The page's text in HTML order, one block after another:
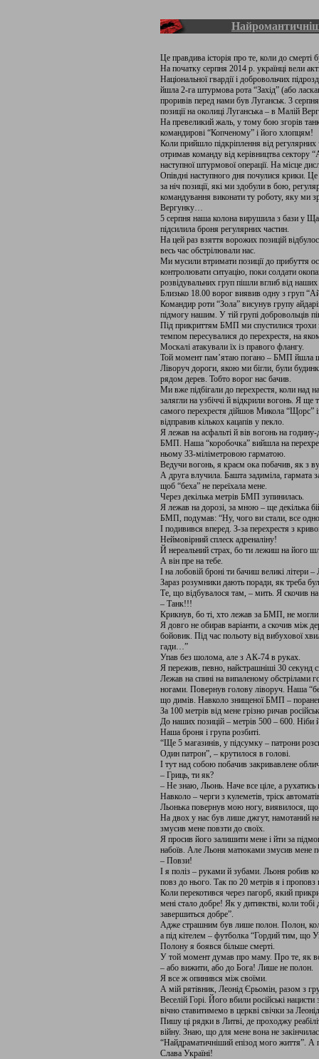
Це правдива історія про те, коли до
На початку серпня 2014 р. українці вели
Національної гвардії і добровольчих
йшла 2-га штурмова рота “Захід” (або
проривів перед нами був Луганськ. 3
позиції на околиці Луганська – в Малій
На превеликий жаль, у тому бою згорів
командирові “Копченому” і його хлопцям!
Коли прийшло підкріплення від
отримав команду від керівництва сектору
наступної штурмової операції. На місце
Опівдні наступного дня почулися крики.
за ніч позиції, які ми здобули в бою,
командування виконати ту роботу, яку ми
Вергунку…
5 серпня наша колона вирушила з бази у
підсилила броня регулярних частин.
На цей раз взяття ворожих позицій
весь час обстрілювали нас.
Ми мусили втримати позиції до прибуття
контролювати ситуацію, поки солдати
розвідувальних груп пішли вглиб від
Близько 18.00 ворог виявив одну з груп
Командир роти “Зола” висунув групу
підмогу нашим. У тій групі добровольців
Під прикриттям БМП ми спустилися
темпом пересувалися до перехрестя, на
Москалі атакували їх із правого флангу.
Той момент пам’ятаю погано – БМП йшла
Ліворуч дороги, якою ми бігли, були
рядом дерев. Тобто ворог нас бачив.
Ми вже підбігали до перехрестя, коли над
залягли на узбіччі й відкрили вогонь. Я
самого перехрестя дійшов Микола “Щорс”
відправив кількох кацапів у пекло.
Я лежав на асфальті й вів вогонь на
БМП. Наша “коробочка” вийшла на
ньому 33-міліметровою гарматою.
Ведучи вогонь, я краєм ока побачив, як з
А друга влучила. Башта задиміла, гармата
щоб “беха” не переїхала мене.
Через декілька метрів БМП зупинилась.
Я лежав на дорозі, за мною – ще декілька
БМП, подумав: “Ну, чого ви стали, все
І подивився вперед. З-за перехрестя з
Неймовірний сплеск адреналіну!
Й нереальний страх, бо ти лежиш на його
А він пре на тебе.
І на лобовій броні ти бачиш великі літери
Зараз розумники дають поради, як треба
Те, що відбувалося там, – мить. Я скочив
– Танк!!!
Крикнув, бо ті, хто лежав за БМП, не могли
Я довго не обирав варіанти, а скочив між
бойовик. Під час польоту від вибухової
гади…”
Упав без шолома, але з АК-74 в руках.
Я пережив, певно, найстрашніші 30 секунд
Лежав на спині на випаленому обстрілами
ногами. Повернув голову ліворуч. Наша
що димів. Навколо знищеної БМП –
За 100 метрів від мене грізно ричав
До наших позицій – метрів 500 – 600. Ніби
Наша броня і група розбиті.
“Ще 5 магазинів, у підсумку – патрони
Один патрон”, – крутилося в голові.
І тут над собою побачив закривавлене
– Гриць, ти як?
– Не знаю, Льонь. Наче все ціле, а
Навколо – черги з кулеметів, тріск
Льонька повернув мою ногу, виявилося, що
На двох у нас був лише джгут, намотаний
змусив мене повзти до своїх.
Я просив його залишити мене і йти за
набоїв. Але Льоня матюками змусив мене
– Повзи!
І я поліз – руками й зубами. Льоня робив
повз до нього. Так по 20 метрів я і проповз
Коли перекотився через пагорб, який
мені стало добре! Як у дитинстві, коли
завершиться добре”.
Адже страшним був лише полон. Полон,
а під кітелем – футболка “Гордий тим, що
Полону я боявся більше смерті.
У той момент думав про маму. Про те, як
– або вижити, або до Бога! Лише не полон.
Я все ж опинився між своїми.
А мій рятівник, Леонід Єрьомін, разом з
Веселій Горі. Його вбили російські
вічно ставитимемо в церкві свічки за
Пишу ці рядки в Литві, де проходжу
війну. Знаю, що для мене вона не
“Найдраматичніший епізод мого життя”.
Слава Україні!